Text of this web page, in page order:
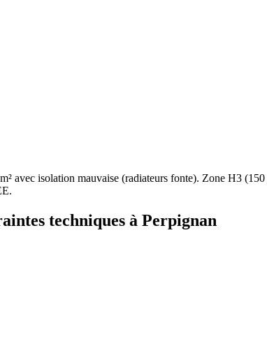
m² avec isolation mauvaise (radiateurs fonte). Zone H3 (150
techniques à Perpignan